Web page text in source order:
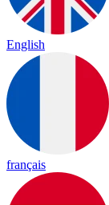
English
français